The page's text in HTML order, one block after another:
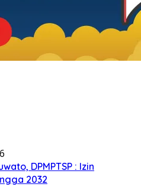
DPMPTSP : Izin
2032